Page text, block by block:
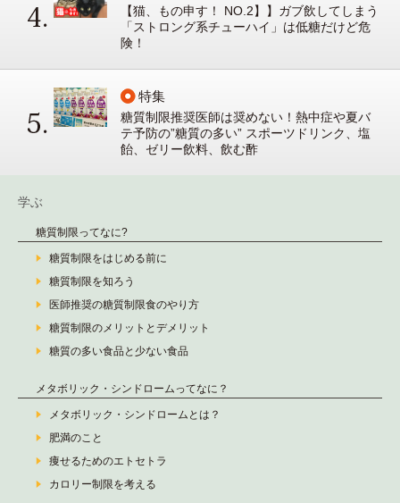
【猫、もの申す！ NO.2】】ガブ飲してしまう
「ストロング系チューハイ」は低糖だけど危
険！
特集
糖質制限推奨医師は奨めない！熱中症や夏バ
テ予防の”糖質の多い” スポーツドリンク、塩
飴、ゼリー飲料、飲む酢
学ぶ
糖質制限ってなに?
糖質制限をはじめる前に
糖質制限を知ろう
医師推奨の糖質制限食のやり方
糖質制限のメリットとデメリット
糖質の多い食品と少ない食品
メタボリック・シンドロームってなに？
メタボリック・シンドロームとは？
肥満のこと
痩せるためのエトセトラ
カロリー制限を考える